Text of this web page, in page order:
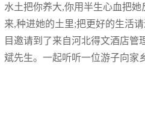
水土把你养大,你用半生心血把
来,种进她的土里;把更好的生活
目邀请到了来自河北得文酒店
斌先生。一起听听一位游子向家